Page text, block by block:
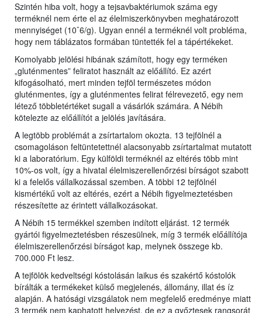
Szintén hiba volt, hogy a tejsavbaktériumok száma egy
terméknél nem érte el az élelmiszerkönyvben meghatározott
mennyiséget (10ˆ6/g). Ugyan ennél a terméknél volt probléma,
hogy nem táblázatos formában tüntették fel a tápértékeket.
Komolyabb jelölési hibának számított, hogy egy terméken
„gluténmentes” feliratot használt az előállító. Ez azért
kifogásolható, mert minden tejföl természetes módon
gluténmentes, így a gluténmentes felirat félrevezető, egy nem
létező többletértéket sugall a vásárlók számára. A Nébih
kötelezte az előállítót a jelölés javítására.
A legtöbb problémát a zsírtartalom okozta. 13 tejfölnél a
csomagoláson feltüntetettnél alacsonyabb zsírtartalmat mutatott
ki a laboratórium. Egy külföldi terméknél az eltérés több mint
10%-os volt, így a hivatal élelmiszerellenőrzési bírságot szabott
ki a felelős vállalkozással szemben. A többi 12 tejfölnél
kismértékű volt az eltérés, ezért a Nébih figyelmeztetésben
részesítette az érintett vállalkozásokat.
A Nébih 15 termékkel szemben indított eljárást. 12 termék
gyártói figyelmeztetésben részesülnek, míg 3 termék előállítója
élelmiszerellenőrzési bírságot kap, melynek összege kb.
700.000 Ft lesz.
A tejfölök kedveltségi kóstolásán laikus és szakértő kóstolók
bírálták a termékeket külső megjelenés, állomány, illat és íz
alapján. A hatósági vizsgálatok nem megfelelő eredménye miatt
3 termék nem kaphatott helyezést, de ez a győztesek rangsorát